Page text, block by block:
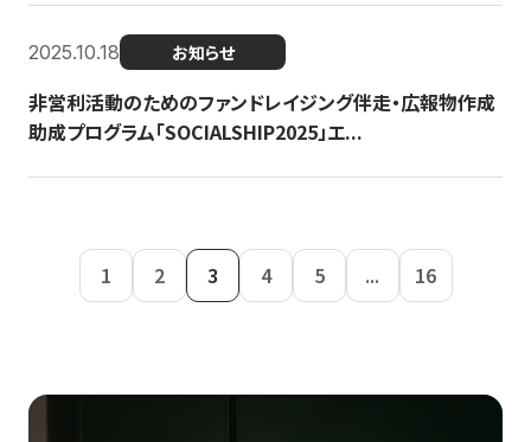
2025.10.18 お知らせ
非営利活動のためのファンドレイジング伴走・広報物作成
助成プログラム「SOCIALSHIP2025」エ...
1 2 3 4 5 ... 16